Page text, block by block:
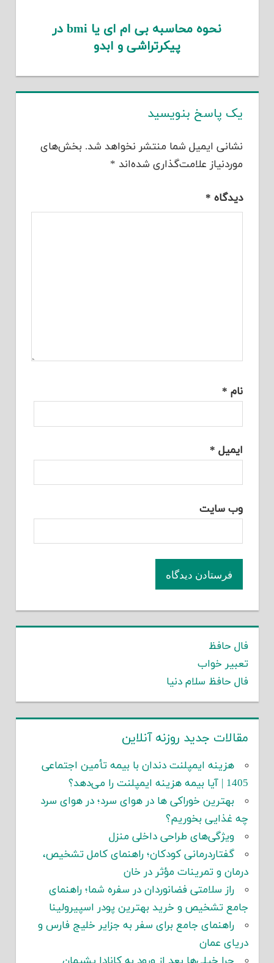
نحوه محاسبه بی ام ای یا bmi در
پیکرتراشی و ابدو
یک پاسخ بنویسید
نشانی ایمیل شما منتشر نخواهد شد. بخش‌های
موردنیاز علامت‌گذاری شده‌اند *
دیدگاه *
نام *
ایمیل *
وب‌ سایت
فال حافظ
تعبیر خواب
فال حافظ سلام دنیا
مقالات جدید روزنه آنلاین
هزینه ایمپلنت دندان با بیمه تأمین اجتماعی
1405 | آیا بیمه هزینه ایمپلنت را می‌دهد؟
بهترین خوراکی ها در هوای سرد؛ در هوای سرد
چه غذایی بخوریم؟
ویژگی‌های طراحی داخلی منزل
گفتاردرمانی کودکان؛ راهنمای کامل تشخیص،
درمان و تمرینات مؤثر در خان
راز سلامتی فضانوردان در سفره شما؛ راهنمای
جامع تشخیص و خرید بهترین پودر اسپیرولینا
راهنمای جامع برای سفر به جزایر خلیج فارس و
دریای عمان